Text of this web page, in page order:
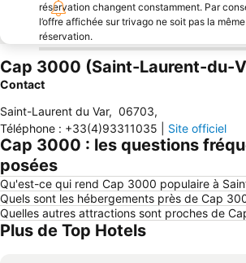
réservation changent constamment. Par
l’offre affichée sur trivago ne soit pas la
réservation.
Cap 3000 (Saint-Laurent-du-
Contact
Saint-Laurent du Var, 06703,
Téléphone : +33(4)93311035 Site officiel
Cap 3000 : les questions
posées
Qu'est-ce qui rend Cap 3000 populaire à
Quels sont les hébergements près de Cap
Quelles autres attractions sont proches de
Plus de Top Hotels